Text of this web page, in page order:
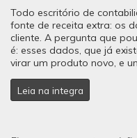
Todo escritório de
fonte de receita extra: os
cliente. A pergunta que
é: esses dados, que já
virar um produto novo, e
Leia na integra